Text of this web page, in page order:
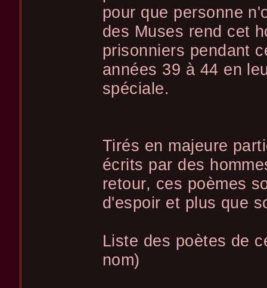
pour que personne
des Muses rend cet
prisonniers pendant
années 39 à 44 en
spéciale.
Tirés en majeure
écrits par des
retour, ces poèmes
d'espoir et plus que
Liste des poètes de
nom)